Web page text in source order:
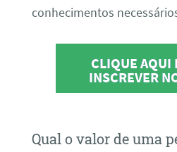
conhecimentos
CLIQUE AQUI
INSCREVER
Qual o valor de uma